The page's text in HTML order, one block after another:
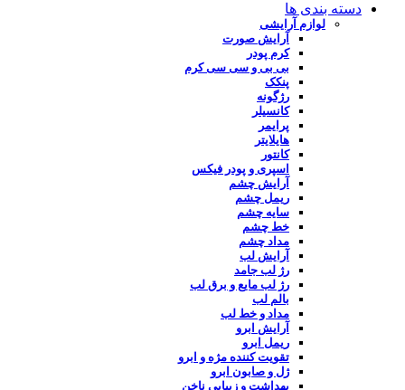
دسته بندی ها
لوازم آرایشی
آرایش صورت
کرم پودر
بی بی و سی سی کرم
پنکک
رژگونه
کانسیلر
پرایمر
هایلایتر
کانتور
اسپری و پودر فیکس
آرایش چشم
ریمل چشم
سایه چشم
خط چشم
مداد چشم
آرایش لب
رژ لب جامد
رژ لب مایع و برق لب
بالم لب
مداد و خط لب
آرایش ابرو
ریمل ابرو
تقویت کننده مژه و ابرو
ژل و صابون ابرو
بهداشت و زیبایی ناخن